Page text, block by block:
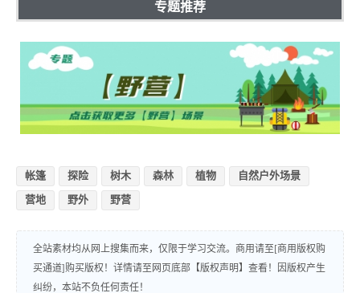
专题推荐
帐篷 探险 树木 森林 植物 自然户外场景
营地 野外 野营
全站素材均从网上搜集而来，仅限于学习交流。商用请至[商用版权购
买通道]购买版权！详情请至网页底部【版权声明】查看！因版权产生
纠纷，本站不负任何责任！